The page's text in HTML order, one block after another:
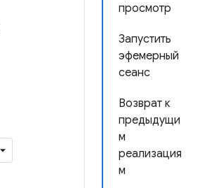
просмотр
Запустить
эфемерный
сеанс
Возврат к
предыдущи
м
реализация
м